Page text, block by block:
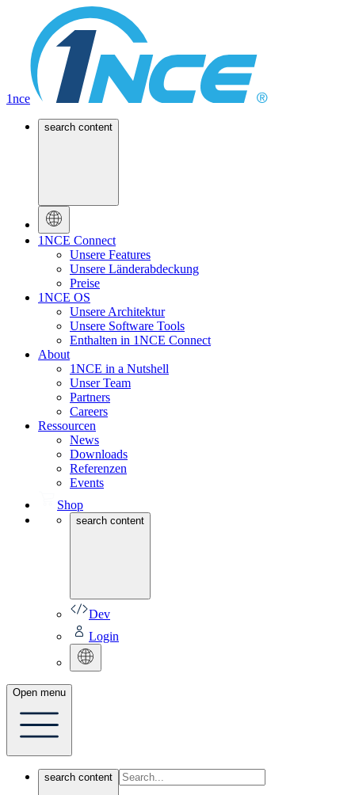
1nce
search content
1NCE Connect
Unsere Features
Unsere Länderabdeckung
Preise
1NCE OS
Unsere Architektur
Unsere Software Tools
Enthalten in 1NCE Connect
About
1NCE in a Nutshell
Unser Team
Partners
Careers
Ressourcen
News
Downloads
Referenzen
Events
Shop
search content
Dev
Login
Open menu
search content